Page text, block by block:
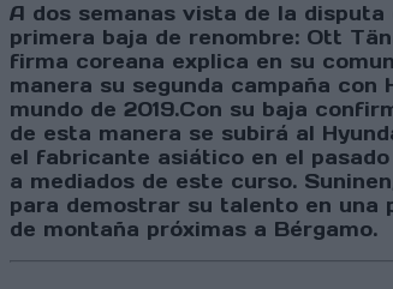
A dos semanas vista de la
primera baja de renombre: Ott
firma coreana explica en su
manera su segunda campaña
mundo de 2019.Con su baja
de esta manera se subirá al
el fabricante asiático en el
a mediados de este curso.
para demostrar su talento en una
de montaña próximas a Bérgamo.